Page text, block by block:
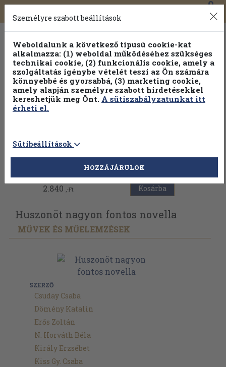
Toggle
navigation
0
Vissza az előző oldalra
2.840 ,-Ft Kosárba
Huszonöt nagyon fontos novella
MŰVEK ÉS MŰELEMZÉSEK
SZERZŐ
Csuday Csaba
Dömény Katalin
Erős Zoltán
N. Horváth Béla
Király Erzsébet
Kiss Gy. Csaba
Személyre szabott beállítások
Weboldalunk a következő típusú cookie-kat
alkalmazza: (1) weboldal működéséhez szükséges
technikai cookie, (2) funkcionális cookie, amely a
szolgáltatás igénybe vételét teszi az Ön számára
könnyebbé és gyorsabbá, (3) marketing cookie,
amely alapján személyre szabott hirdetésekkel
kereshetjük meg Önt. A sütiszabályzatunkat itt
érheti el.
Sütibeállítások
HOZZÁJÁRULOK